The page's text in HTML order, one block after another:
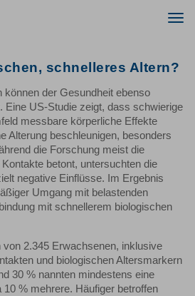
schnelleres Altern?
können der Gesundheit ebenso
Eine US-Studie zeigt, dass schwierige
messbare körperliche Effekte
Alterung beschleunigen, besonders
die Forschung meist die
betont, untersuchten die
negative Einflüsse. Im Ergebnis
Umgang mit belastenden
mit schnellerem biologischen
2.345 Erwachsenen, inklusive
und biologischen Altersmarkern
30 % nannten mindestens eine
10 % mehrere. Häufiger betroffen